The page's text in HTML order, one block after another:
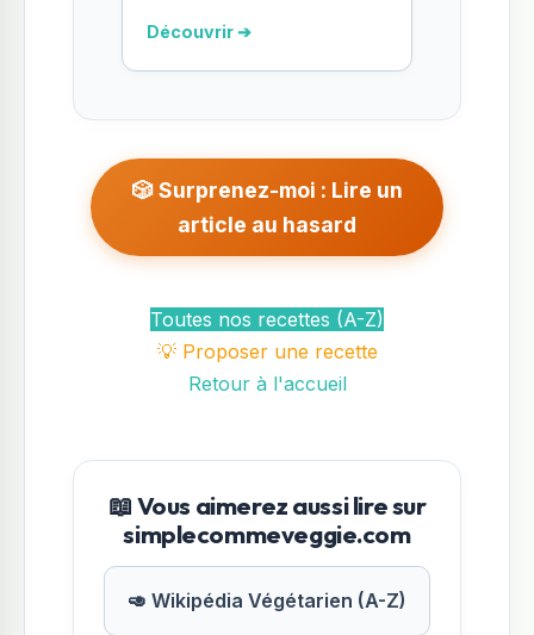
Découvrir ➔
🎲 Surprenez-moi : Lire un
article au hasard
Toutes nos recettes (A-Z)
💡 Proposer une recette
Retour à l'accueil
📖 Vous aimerez aussi lire sur
simplecommeveggie.com
🥑 Wikipédia Végétarien (A-Z)